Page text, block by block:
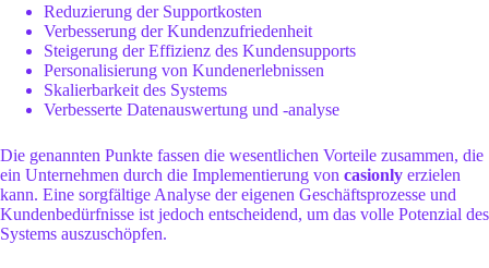
Reduzierung der Supportkosten
Verbesserung der Kundenzufriedenheit
Steigerung der Effizienz des Kundensupports
Personalisierung von Kundenerlebnissen
Skalierbarkeit des Systems
Verbesserte Datenauswertung und -analyse
Die genannten Punkte fassen die wesentlichen Vorteile zusammen, die
ein Unternehmen durch die Implementierung von casionly erzielen
kann. Eine sorgfältige Analyse der eigenen Geschäftsprozesse und
Kundenbedürfnisse ist jedoch entscheidend, um das volle Potenzial des
Systems auszuschöpfen.